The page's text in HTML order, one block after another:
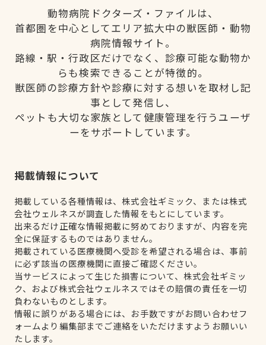
動物病院ドクターズ・ファイルは、
首都圏を中心としてエリア拡大中の獣医師・動物
病院情報サイト。
路線・駅・行政区だけでなく、診療可能な動物か
らも検索できることが特徴的。
獣医師の診療方針や診療に対する想いを取材し記
事として発信し、
ペットも大切な家族として健康管理を行うユーザ
ーをサポートしています。
掲載情報について
掲載している各種情報は、株式会社ギミック、または株式
会社ウェルネスが調査した情報をもとにしています。
出来るだけ正確な情報掲載に努めておりますが、内容を完
全に保証するものではありません。
掲載されている医療機関へ受診を希望される場合は、事前
に必ず該当の医療機関に直接ご確認ください。
当サービスによって生じた損害について、株式会社ギミッ
ク、および株式会社ウェルネスではその賠償の責任を一切
負わないものとします。
情報に誤りがある場合には、お手数ですがお問い合わせフ
ォームより編集部までご連絡をいただけますようお願いい
たします。